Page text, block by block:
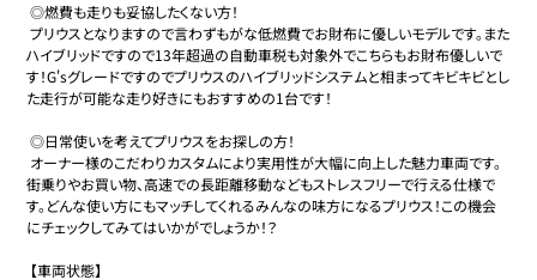
◎燃費も走りも妥協したくない方！
プリウスとなりますので言わずもがな低燃費でお財布に優しいモデルです。また
ハイブリッドですので13年超過の自動車税も対象外でこちらもお財布優しいで
す！G'sグレードですのでプリウスのハイブリッドシステムと相まってキビキビとし
た走行が可能な走り好きにもおすすめの1台です！
◎日常使いを考えてプリウスをお探しの方！
街乗りやお買い物、高速での長距離移動などもストレスフリーで行える仕様で
す。どんな使い方にもマッチしてくれるみんなの味方になるプリウス！この機会
にチェックしてみてはいかがでしょうか！？